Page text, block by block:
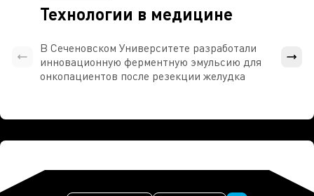
Технологии в медицине
В Сеченовском Университете разработали
инновационную ферментную эмульсию для
онкопациентов после резекции желудка